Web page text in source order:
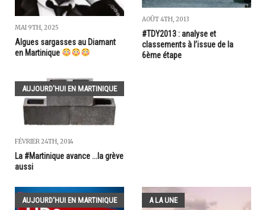
MAI 9TH, 2025
Algues sargasses au Diamant
en Martinique
AOÛT 4TH, 2013
#TDY2013 : analyse et
classements à l’issue de la
6ème étape
AUJOURD'HUI EN MARTINIQUE
FÉVRIER 24TH, 2014
La #Martinique avance ...la grève
aussi
AUJOURD'HUI EN MARTINIQUE A LA UNE